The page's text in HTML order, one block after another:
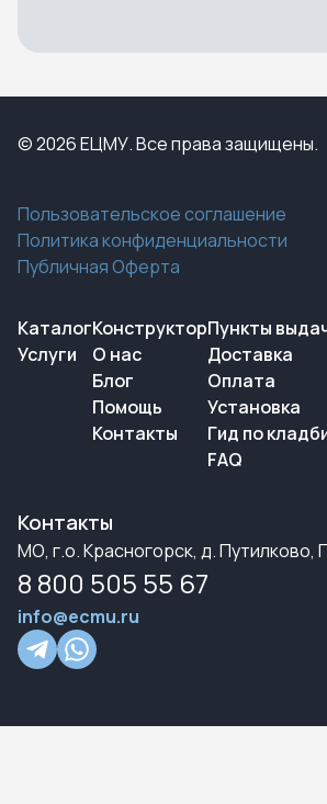
© 2026 ЕЦМУ. Все права защищены.
Пользовательское соглашение
Политика конфиденциальности
Публичная Оферта
Каталог
Услуги
Конструктор
О нас
Блог
Помощь
Контакты
Пункты
Доставка
Оплата
Установка
Гид по
FAQ
Контакты
МО, г.о. Красногорск, д. Путилково,
8 800 505 55 67
info@ecmu.ru